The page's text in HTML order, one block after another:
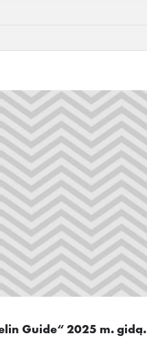
Guide“ 2025 m. gidą.